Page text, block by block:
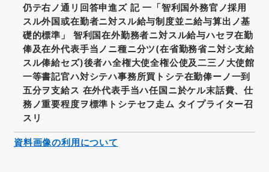
仍テ右ノ通リ回答申進ズ 記 一「智利国外務官ノ採用
スル外国或在勤者ニ対スル給与制度並ニ給与算出ノ基
礎的標準」 智利国在外勤務者ニ対スル給与ハセヲ在勤
俸及在外代表手当ノニ種ニ分ツ(在省勤務省ニ対シ支給
スル俸給セズ)後者ハ全権大使全権公使及二三ノ大使館
一等書記官ハ対シテハ事務所買トシテ在勤俸ーノ一到
五分ヲ支給ス 在外代表手当ハ任国ニ於ケル末話費、仕
務ノ重要程度ヲ標準トシテセフ走ム タイプライター召
スリ
資料画像の利用について